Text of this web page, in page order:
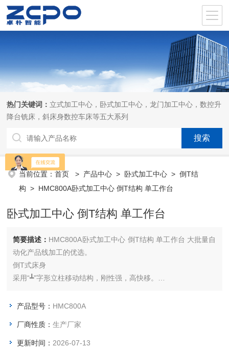
热门关键词： 立式加工中心，卧式加工中心，龙门加工中心，数控升
降台铣床，斜床身数控车床等五大系列
当前位置：首页 > 产品中心 > 卧式加工中心 >倒T结
构 > HMC800A卧式加工中心 倒T结构 单工作台
卧式加工中心 倒T结构 单工作台
简要描述： HMC800A卧式加工中心 倒T结构 单工作台 大批量自
动化产品线加工的优选。
倒T式床身
采用“┻"字形立柱移动结构，刚性强，高快移。
保证重切削
确保加工精度
产品型号： HMC800A
厂商性质：生产厂家
更新时间： 2026-07-13